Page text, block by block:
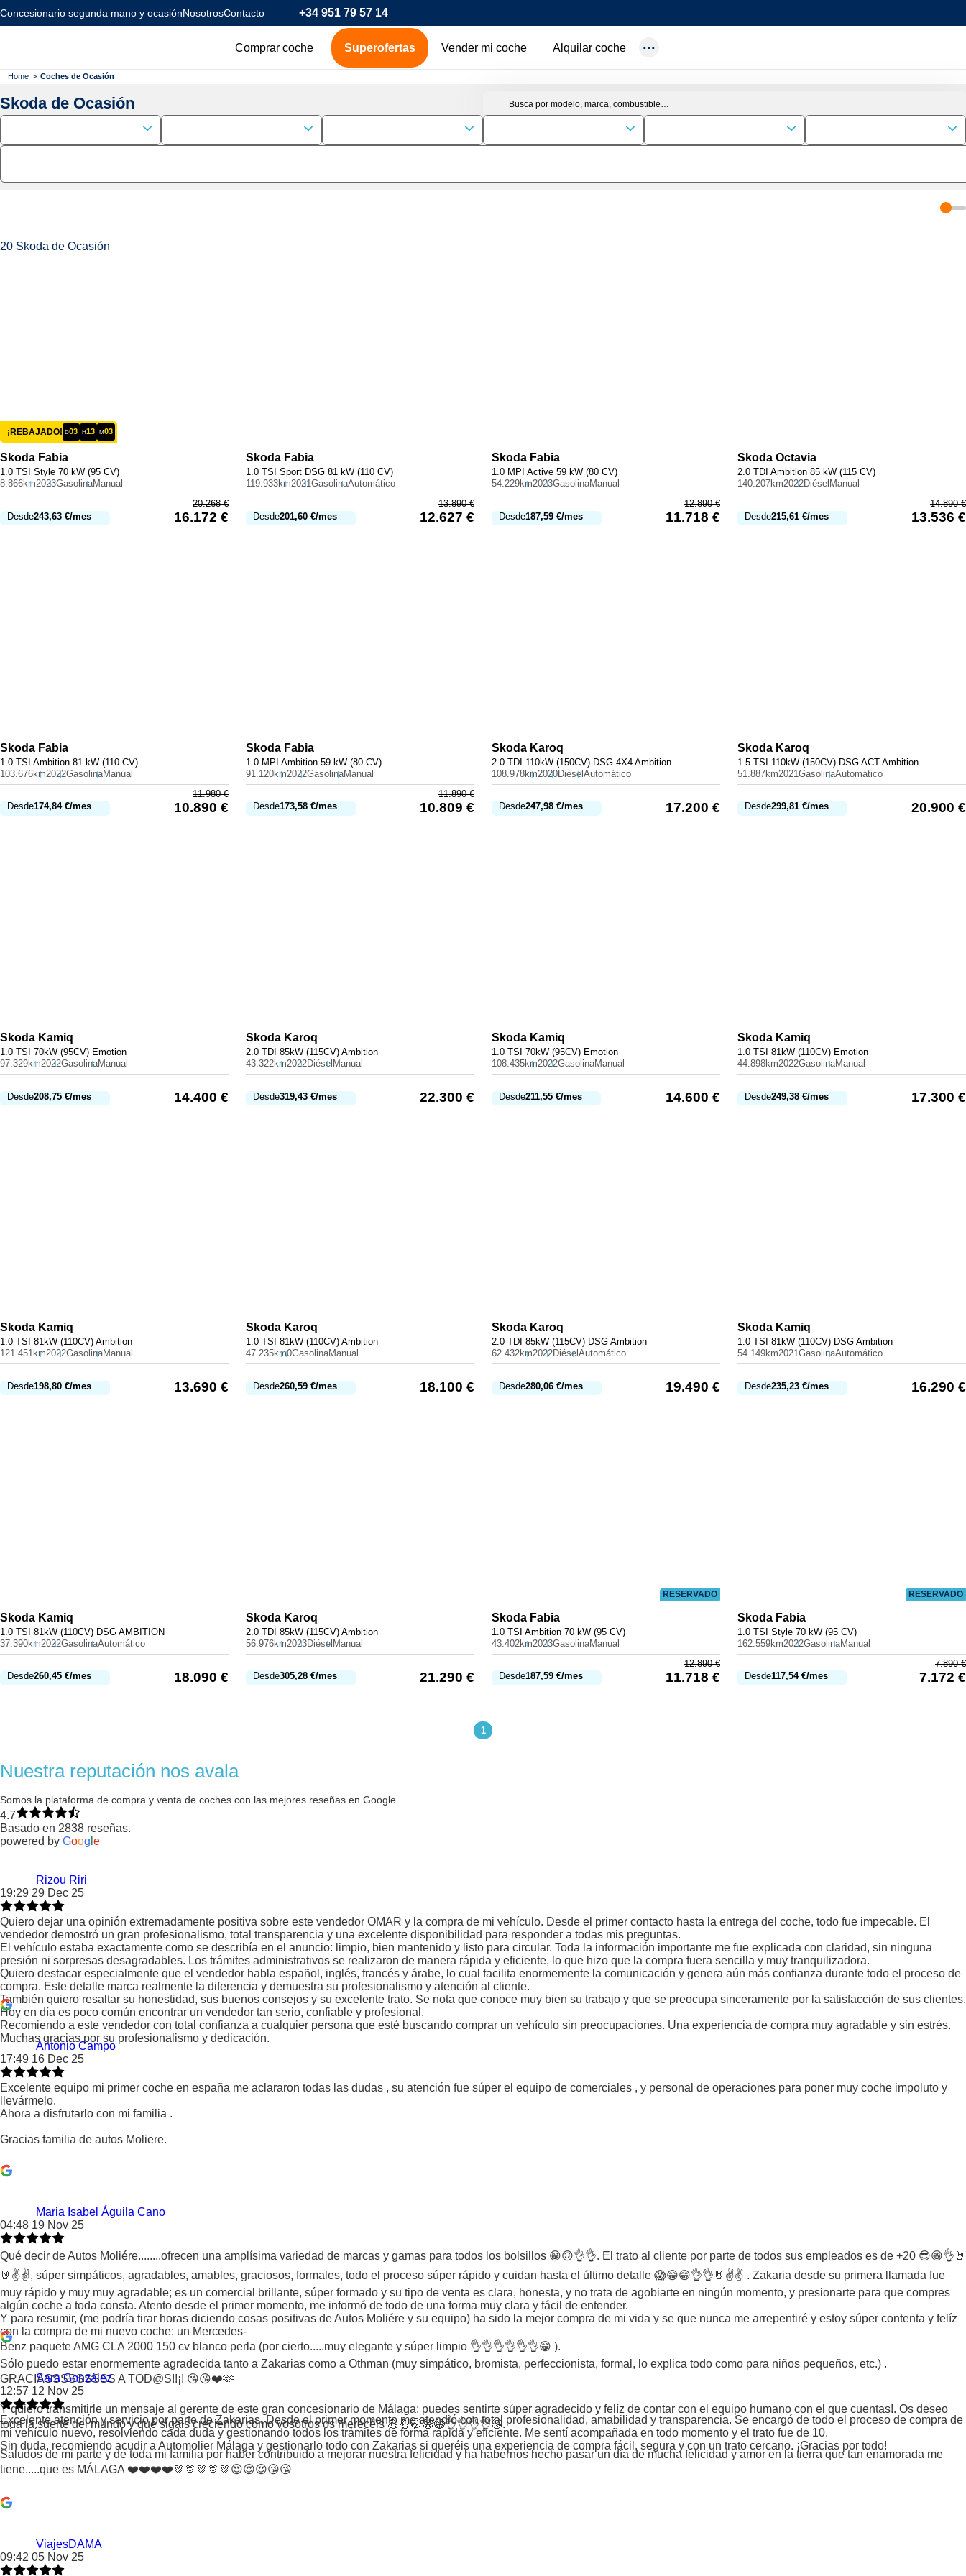
Concesionario segunda mano y ocasiónNosotrosContacto +34 951 79 57 14
Comprar coche
Coches Eléctricos
Superofertas Vender mi coche Alquilar coche
Home > Coches de Ocasión
Skoda de Ocasión
20 Skoda de Ocasión
¡REBAJADO! D03 H13 M03
Skoda Fabia
1.0 TSI Style 70 kW (95 CV)
8.866km2023GasolinaManual
Desde243,63 €/mes
20.268€
16.172 €
Skoda Fabia
1.0 TSI Sport DSG 81 kW (110 CV)
119.933km2021GasolinaAutomático
Desde201,60 €/mes
13.890€
12.627 €
Skoda Fabia
1.0 MPI Active 59 kW (80 CV)
54.229km2023GasolinaManual
Desde187,59 €/mes
12.890€
11.718 €
Skoda Octavia
2.0 TDI Ambition 85 kW (115 CV)
140.207km2022Diésel Manual
Desde215,61 €/mes
14.890€
13.536 €
Skoda Fabia
1.0 TSI Ambition 81 kW (110 CV)
103.676km2022GasolinaManual
Desde174,84 €/mes
11.980€
10.890 €
Skoda Fabia
1.0 MPI Ambition 59 kW (80 CV)
91.120km2022GasolinaManual
Desde173,58 €/mes
11.890€
10.809 €
Skoda Karoq
2.0 TDI 110kW (150CV) DSG 4X4 Ambition
108.978km2020DiéselAutomático
Desde247,98 €/mes 17.200 €
Skoda Karoq
1.5 TSI 110kW (150CV) DSG ACT Ambition
51.887km2021GasolinaAutomático
Desde299,81 €/mes 20.900 €
Skoda Kamiq
1.0 TSI 70kW (95CV) Emotion
97.329km2022GasolinaManual
Desde208,75 €/mes 14.400 €
Skoda Karoq
2.0 TDI 85kW (115CV) Ambition
43.322km2022Diésel Manual
Desde319,43 €/mes 22.300 €
Skoda Kamiq
1.0 TSI 70kW (95CV) Emotion
108.435km2022GasolinaManual
Desde211,55 €/mes 14.600 €
Skoda Kamiq
1.0 TSI 81kW (110CV) Emotion
44.898km2022GasolinaManual
Desde249,38 €/mes 17.300 €
Skoda Kamiq
1.0 TSI 81kW (110CV) Ambition
121.451km2022GasolinaManual
Desde198,80 €/mes 13.690 €
Skoda Karoq
1.0 TSI 81kW (110CV) Ambition
47.235km0GasolinaManual
Desde260,59 €/mes 18.100 €
Skoda Karoq
2.0 TDI 85kW (115CV) DSG Ambition
62.432km2022Diésel Automático
Desde280,06 €/mes 19.490 €
Skoda Kamiq
1.0 TSI 81kW (110CV) DSG Ambition
54.149km2021GasolinaAutomático
Desde235,23 €/mes 16.290 €
Skoda Kamiq
1.0 TSI 81kW (110CV) DSG AMBITION
37.390km2022GasolinaAutomático
Desde260,45 €/mes 18.090 €
Skoda Karoq
2.0 TDI 85kW (115CV) Ambition
56.976km2023DiéselManual
Desde305,28 €/mes 21.290 €
RESERVADO
Skoda Fabia
1.0 TSI Ambition 70 kW (95 CV)
43.402km2023GasolinaManual
Desde187,59 €/mes
12.890€
11.718 €
RESERVADO
Skoda Fabia
1.0 TSI Style 70 kW (95 CV)
162.559km2022GasolinaManual
Desde117,54 €/mes
7.890€
7.172 €
1
Nuestra reputación nos avala
Somos la plataforma de compra y venta de coches con las mejores reseñas en Google.
4.7
Basado en 2838 reseñas.
powered by Goog e
Rizou Riri
19:29 29 Dec 25
Quiero dejar una opinión extremadamente positiva sobre este vendedor OMAR y la compra de mi vehículo. Desde el primer contacto hasta la entrega del coche, todo fue impecable. El
vendedor demostró un gran profesionalismo, total transparencia y una excelente disponibilidad para responder a todas mis preguntas.
El vehículo estaba exactamente como se describía en el anuncio: limpio, bien mantenido y listo para circular. Toda la información importante me fue explicada con claridad, sin ninguna
presión ni sorpresas desagradables. Los trámites administrativos se realizaron de manera rápida y eficiente, lo que hizo que la compra fuera sencilla y muy tranquilizadora.
Quiero destacar especialmente que el vendedor habla español, inglés, francés y árabe, lo cual facilita enormemente la comunicación y genera aún más confianza durante todo el proceso de
compra. Este detalle marca realmente la diferencia y demuestra su profesionalismo y atención al cliente.
También quiero resaltar su honestidad, sus buenos consejos y su excelente trato. Se nota que conoce muy bien su trabajo y que se preocupa sinceramente por la satisfacción de sus clientes.
Hoy en día es poco común encontrar un vendedor tan serio, confiable y profesional.
Recomiendo a este vendedor con total confianza a cualquier persona que esté buscando comprar un vehículo sin preocupaciones. Una experiencia de compra muy agradable y sin estrés.
Muchas gracias por su profesionalismo y dedicación.
Antonio Campo
17:49 16 Dec 25
Excelente equipo mi primer coche en españa me aclararon todas las dudas , su atención fue súper el equipo de comerciales , y personal de operaciones para poner muy coche impoluto y
llevármelo.
Ahora a disfrutarlo con mi familia .
Gracias familia de autos Moliere.
Maria Isabel Águila Cano
04:48 19 Nov 25
Qué decir de Autos Moliére........ofrecen una amplísima variedad de marcas y gamas para todos los bolsillos 😁🙃👌👌. El trato al cliente por parte de todos sus empleados es de +20 😎😁👌🤘
🤘✌️✌️, súper simpáticos, agradables, amables, graciosos, formales, todo el proceso súper rápido y cuidan hasta el último detalle 😱😁😁👌👌🤘✌️✌️ . Zakaria desde su primera llamada fue
muy rápido y muy muy agradable; es un comercial brillante, súper formado y su tipo de venta es clara, honesta, y no trata de agobiarte en ningún momento, y presionarte para que compres
algún coche a toda consta. Atento desde el primer momento, me informó de todo de una forma muy clara y fácil de entender.
Y para resumir, (me podría tirar horas diciendo cosas positivas de Autos Moliére y su equipo) ha sido la mejor compra de mi vida y se que nunca me arrepentiré y estoy súper contenta y felíz
con la compra de mi nuevo coche: un Mercedes-
Benz paquete AMG CLA 2000 150 cv blanco perla (por cierto.....muy elegante y súper limpio 👌👌👌👌👌👌😁 ).
Sólo puedo estar enormemente agradecida tanto a Zakarias como a Othman (muy simpático, bromista, perfeccionista, formal, lo explica todo como para niños pequeños, etc.) .
GRACIASSSSSSSSS A TOD@S!!¡! 😘😘❤️🫶
Y quiero transmitirle un mensaje al gerente de este gran concesionario de Málaga: puedes sentirte súper agradecido y felíz de contar con el equipo humano con el que cuentas!. Os deseo
toda la suerte del mundo y qué sigáis creciendo como vosotros os merecéis 💪💪🤭😁😁👌👌👌👌😘.
Saludos de mi parte y de toda mi familia por haber contribuido a mejorar nuestra felicidad y ha habernos hecho pasar un día de mucha felicidad y amor en la tierra que tan enamorada me
tiene.....que es MÁLAGA ❤️❤️❤️❤️🫶🫶🫶🫶🫶😍😍😍😘😘
Sara González
12:57 12 Nov 25
Excelente atención y servicio por parte de Zakarias. Desde el primer momento me atendió con total profesionalidad, amabilidad y transparencia. Se encargó de todo el proceso de compra de
mi vehículo nuevo, resolviendo cada duda y gestionando todos los trámites de forma rápida y eficiente. Me sentí acompañada en todo momento y el trato fue de 10.
Sin duda, recomiendo acudir a Automolier Málaga y gestionarlo todo con Zakarias si queréis una experiencia de compra fácil, segura y con un trato cercano. ¡Gracias por todo!
ViajesDAMA
09:42 05 Nov 25